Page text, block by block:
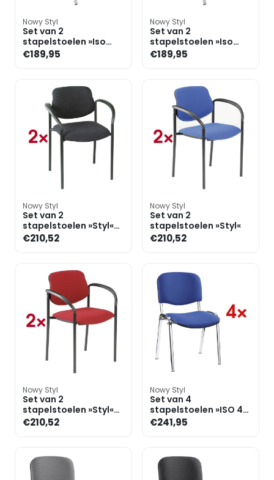
Nowy Styl
Set van 2
stapelstoelen »Iso
Ergo Mesh«
€189,95
Nowy Styl
Set van 2
stapelstoelen »Iso
Ergo Mesh«
€189,95
Nowy Styl
Set van 2
stapelstoelen »Styl«
onderstel zwart
€210,52
Nowy Styl
Set van 2
stapelstoelen »Styl«
€210,52
Nowy Styl
Set van 2
stapelstoelen »Styl«
onderstel zwart
€210,52
Nowy Styl
Set van 4
stapelstoelen »ISO 4L«
chroomkleurig
onderstel
€241,95